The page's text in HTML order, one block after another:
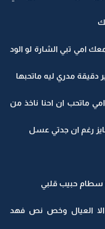
امي تبي الشارة لو الود
مدري ليه ماتحبها
ماتحب ان احنا ناخذ من
رغم ان جدتي عسل
سطام حبيب قلبي
الا العيال وخص نص فهد